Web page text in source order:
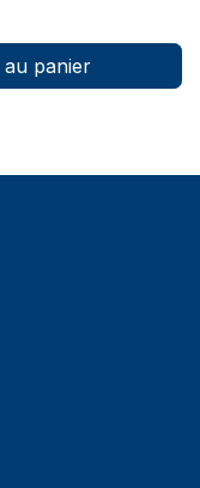
panier